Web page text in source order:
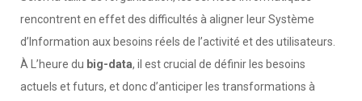
rencontrent en effet des difficultés à aligner leur Système
d’Information aux besoins réels de l’activité et des utilisateurs.
À L’heure du big-data, il est crucial de définir les besoins
actuels et futurs, et donc d’anticiper les transformations à